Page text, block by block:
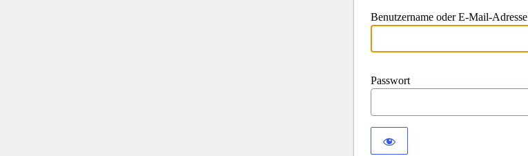
Benutzername oder E-Mail-Adresse
Passwort